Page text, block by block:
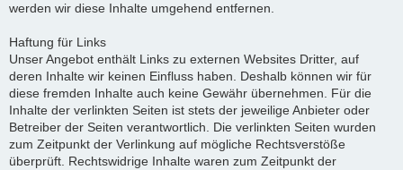
werden wir diese Inhalte umgehend entfernen.
Haftung für Links
Unser Angebot enthält Links zu externen Websites Dritter, auf
deren Inhalte wir keinen Einfluss haben. Deshalb können wir für
diese fremden Inhalte auch keine Gewähr übernehmen. Für die
Inhalte der verlinkten Seiten ist stets der jeweilige Anbieter oder
Betreiber der Seiten verantwortlich. Die verlinkten Seiten wurden
zum Zeitpunkt der Verlinkung auf mögliche Rechtsverstöße
überprüft. Rechtswidrige Inhalte waren zum Zeitpunkt der